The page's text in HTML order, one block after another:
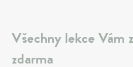
Všechny lekce Vám
zdarma